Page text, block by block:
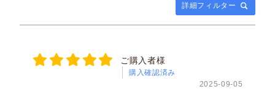
詳細フィルター
ご購入者様
購入確認済み
2025-09-05